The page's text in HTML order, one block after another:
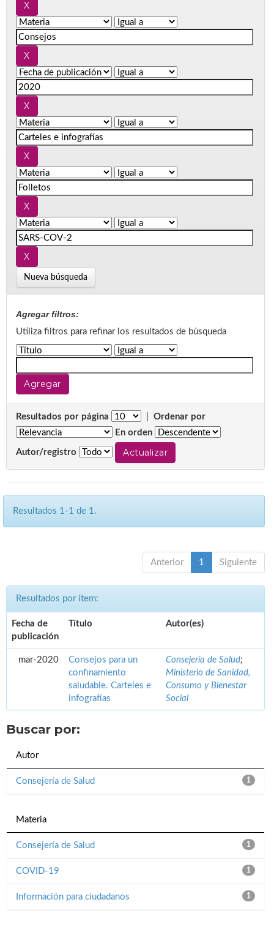
Nueva búsqueda
Agregar filtros:
Utiliza filtros para refinar los resultados de búsqueda
Resultados por página
Ordenar por
En orden
Autor/registro
Resultados 1-1 de 1.
Anterior 1 Siguiente
Resultados por ítem:
Fecha de
publicación
Título Autor(es)
mar-2020
Consejos para un
confinamiento
saludable. Carteles e
infografías
Consejería de Salud;
Ministerio de Sanidad,
Consumo y Bienestar
Social
Buscar por:
Autor
1
Consejería de Salud
Materia
1
Consejería de Salud
1
COVID-19
1
Información para ciudadanos